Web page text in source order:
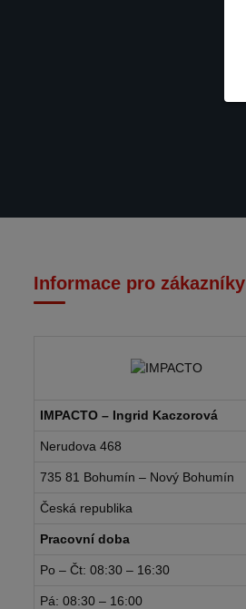
Informace pro zákazníky
IMPACTO – Ingrid Kaczorová
Nerudova 468
735 81 Bohumín – Nový Bohumín
Česká republika
Pracovní doba
Po – Čt: 08:30 – 16:30
Pá: 08:30 – 16:00